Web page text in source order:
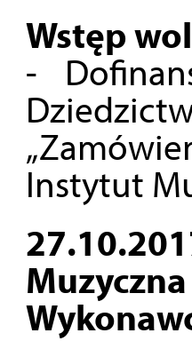
Wstęp
-
Instytut